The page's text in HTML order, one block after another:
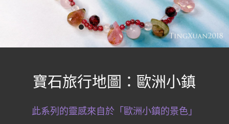
客訂圖集
01｜星球羈絆
02｜夏戀女神
04｜藍星精靈
05｜自然樂章
琥珀蜜蠟
香中之金
認識我們
關於我們
珠寶設計TXJ
寶石旅行地圖：歐洲小鎮
此系列的靈感來自於「歐洲小鎮的景色」
情誼